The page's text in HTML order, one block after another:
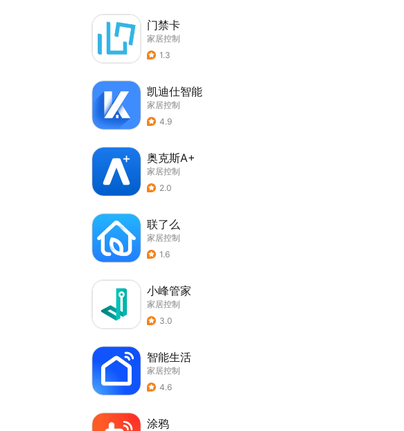
门禁卡
家居控制
1.3
凯迪仕智能
家居控制
4.9
奥克斯A+
家居控制
2.0
联了么
家居控制
1.6
小峰管家
家居控制
3.0
智能生活
家居控制
4.6
涂鸦